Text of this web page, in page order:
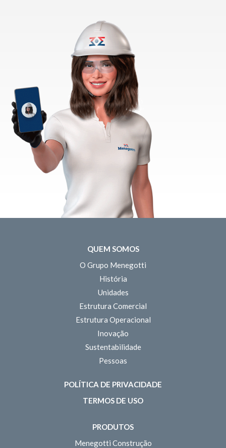
QUEM SOMOS
O Grupo Menegotti
História
Unidades
Estrutura Comercial
Estrutura Operacional
Inovação
Sustentabilidade
Pessoas
POLÍTICA DE PRIVACIDADE
TERMOS DE USO
PRODUTOS
Menegotti Construção